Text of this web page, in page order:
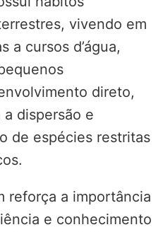
vivendo em
a cursos d’água,
direto,
dispersão e
de espécies restritas
reforça a importância
e conhecimento